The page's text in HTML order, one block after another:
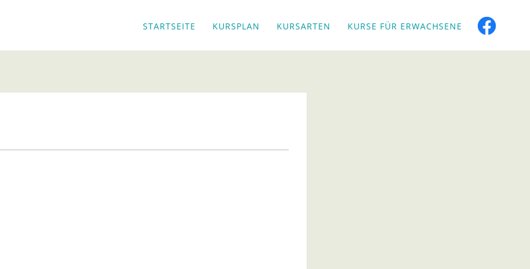
STARTSEITE KURSPLAN KURSARTEN KURSE FÜR ERWACHSENE